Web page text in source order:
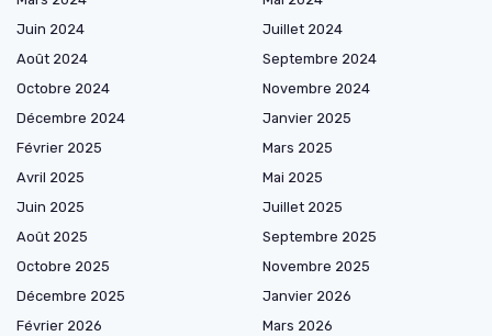
Juin 2024
Juillet 2024
Août 2024
Septembre 2024
Octobre 2024
Novembre 2024
Décembre 2024
Janvier 2025
Février 2025
Mars 2025
Avril 2025
Mai 2025
Juin 2025
Juillet 2025
Août 2025
Septembre 2025
Octobre 2025
Novembre 2025
Décembre 2025
Janvier 2026
Février 2026
Mars 2026